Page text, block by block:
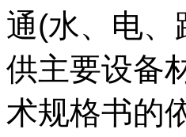
通(水、电
供主要设备
术规格书的